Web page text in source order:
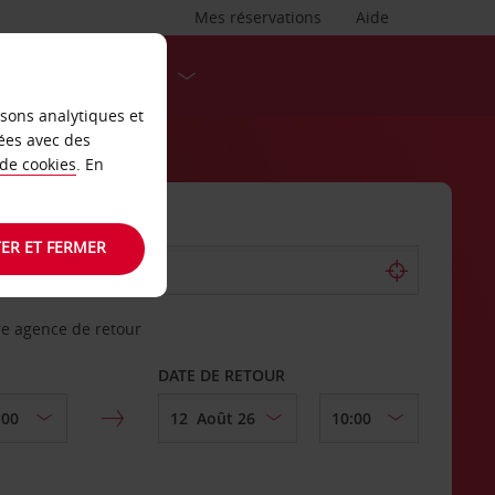
Aide
Mes réservations
agence de retour
DATE DE RETOUR
analytiques et
avec des
cookies. En
ET FERMER